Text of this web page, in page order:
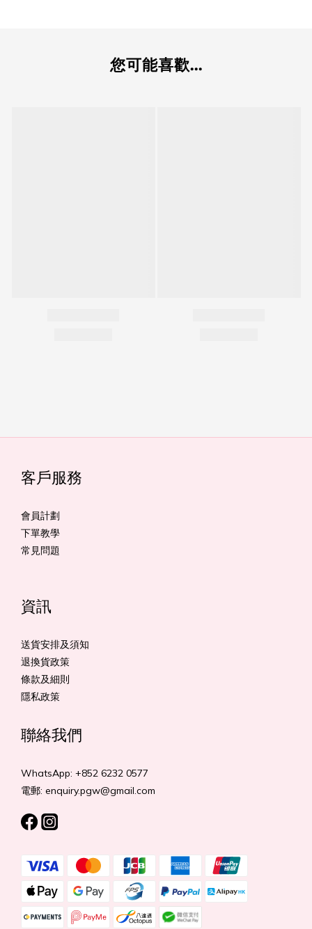
您可能喜歡...
客戶服務
會員計劃
下單教學
常見問題
資訊
送貨安排及須知
退換貨政策
條款及細則
隱私政策
聯絡我們
WhatsApp: +852 6232 0577
電郵: enquiry.pgw@gmail.com